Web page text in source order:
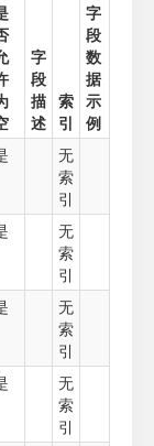
字
段
描
述
索
引
字
段
数
据
示
例
无
索
引
无
索
引
无
索
引
无
索
引